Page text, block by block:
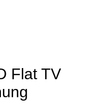
Flat TV